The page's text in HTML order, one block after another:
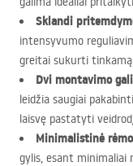
Sklandi
intensyvumo
greitai sukurti
Dvi montavimo
leidžia saugiai
laisvę pastatyti
Minimalistinė
gylis, esant minimaliai